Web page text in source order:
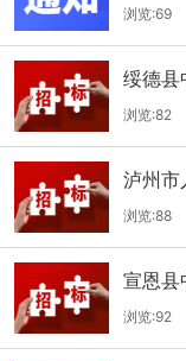
通知
浏览:69
绥德县
浏览:82
泸州市
标公告
浏览:88
宣恩县
（消毒
浏览:92